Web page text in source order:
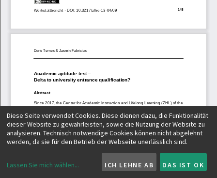
Diese Seite verwendet Cookies. Diese dienen dazu, die Funktionalität
dieser Website zu gewährleisten, sowie die Nutzung der Website zu
analysieren. Technisch notwendige Cookies können nicht abgelehnt
werden, da sie für den Betrieb der Webseite unerlässlich sind.
Lassen Sie mich wählen... ICH LEHNE AB DAS IST OK